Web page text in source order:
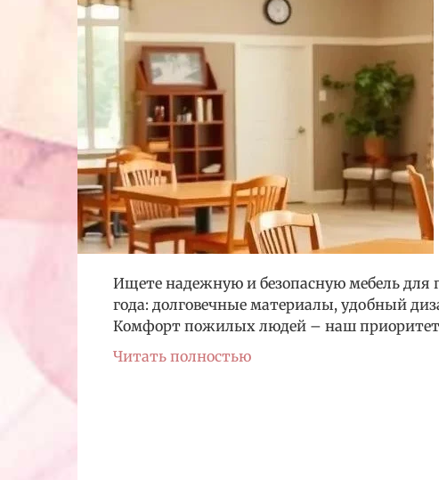
Ищете надежную и безопасную мебель для
года: долговечные материалы, удобный
Комфорт пожилых людей – наш
Читать полностью